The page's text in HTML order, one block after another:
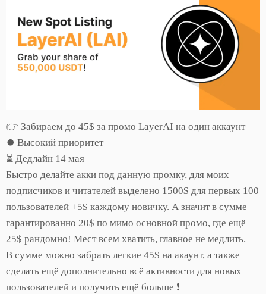
👉 Забираем до 45$ за промо LayerAI на один аккаунт
⏺ Высокий приоритет
⏳ Дедлайн 14 мая
Быстро делайте акки под данную промку, для моих
подписчиков и читателей выделено 1500$ для первых 100
пользователей +5$ каждому новичку. А значит в сумме
гарантированно 20$ по мимо основной промо, где ещё
25$ рандомно! Мест всем хватить, главное не медлить.
В сумме можно забрать легкие 45$ на акаунт, а также
сделать ещё дополнительно всё активности для новых
пользователей и получить ещё больше ❗️